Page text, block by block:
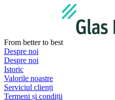
From better to best
Despre noi
Despre noi
Istoric
Valorile noastre
Serviciul clienți
Termeni și condiții